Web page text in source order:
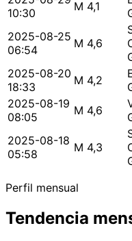
10:30
M 4,1
2025-08-25
06:54
M 4,6
2025-08-20
18:33
M 4,2
2025-08-19
08:05
M 4,6
2025-08-18
05:58
M 4,3
Perfil mensual
Tendencia